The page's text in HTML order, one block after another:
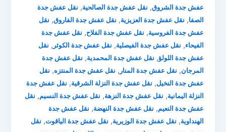
عفش جدة الشروق, نقل عفش جدة الصالحية, نقل عفش جدة
الصفا, نقل عفش جدة العزيزية, نقل عفش جدة الفاروق, نقل
عفش جدة الفروسية, نقل عفش جدة الفلاح, نقل عفش جدة
الفيحاء, نقل عفش جدة الفيصلية, نقل عفش جدة الكوثر , نقل
عفش جدة اللولؤ, نقل عفش جدة المحمدية, نقل عفش جدة
المرجان, نقل عفش جدة المنار , نقل عفش جدة المنتزه, نقل
عفش جدة النخيل, نقل عفش جدة النزلة الشرقية, نقل عفش جدة
النزلة اليمانية, نقل عفش جدة النزهة, نقل عفش جدة النسيم, نقل
عفش جدة النعيم, نقل عفش جدة النهضة, نقل عفش جدة
الهنداوية, نقل عفش جدة الوزيرية, نقل عفش جدة الياقوت, نقل